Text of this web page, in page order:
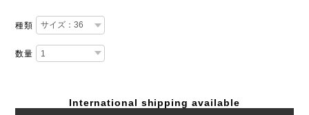
種類
数量
International shipping available